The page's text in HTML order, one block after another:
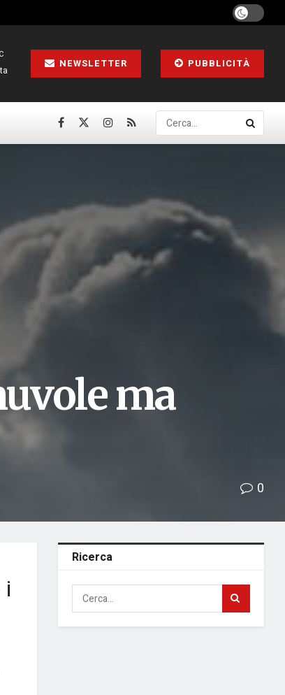
NEWSLETTER PUBBLICITÀ
ma
0
i
Ricerca